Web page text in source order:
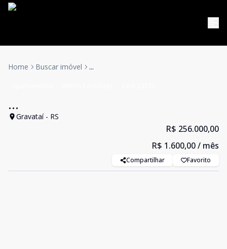
Home Buscar imóvel ...
...
Gravataí - RS
R$ 256.000,00
R$ 1.600,00/ mês
Compartilhar Favorito